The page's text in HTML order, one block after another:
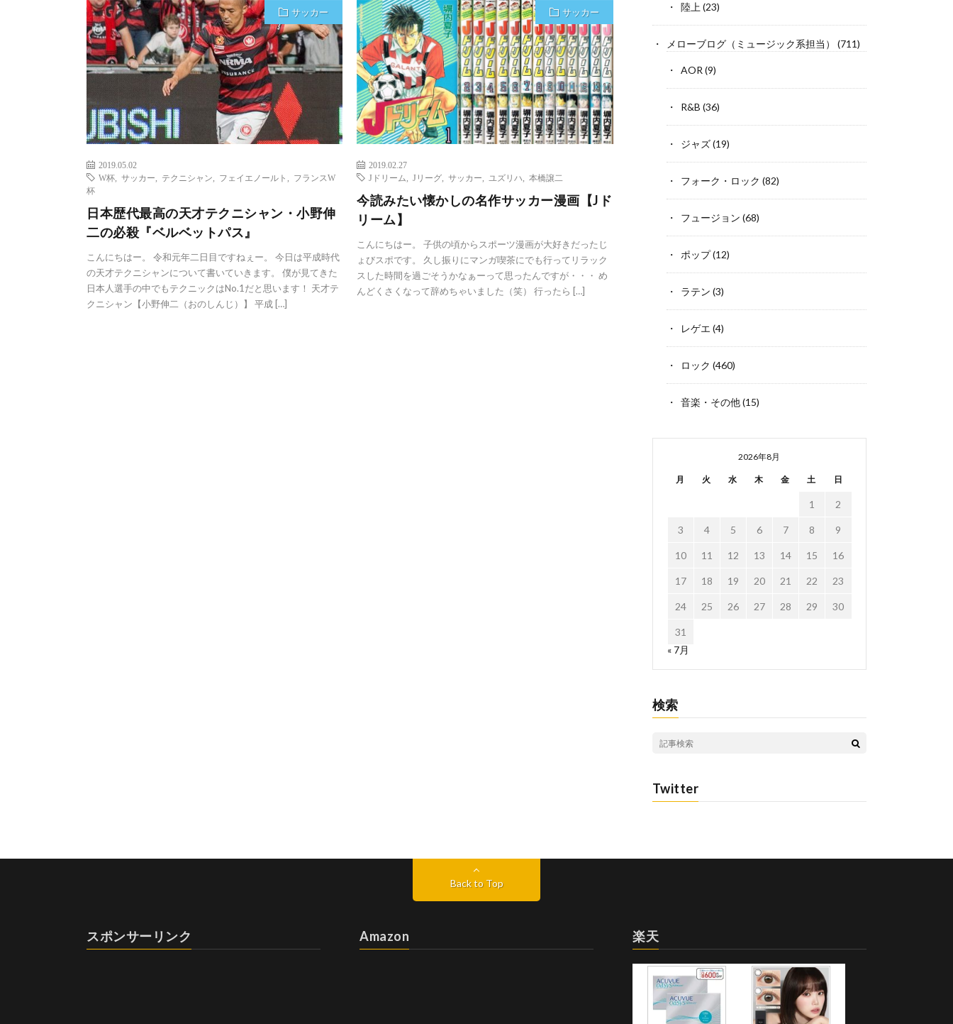
サッカー
2019.05.02
W杯
サッカー テクニシャン フェイエノールト
フランスW
杯
日本歴代最高の天才テクニシャン・小野伸
二の必殺『ベルベットパス』
こんにちはー。 令和元年二日目ですねぇー。 今日は平成時代
の天才テクニシャンについて書いていきます。 僕が見てきた
日本人選手の中でもテクニックはNo.1だと思います！ 天才テ
クニシャン【小野伸二（おのしんじ）】 平成 […]
サッカー
2019.02.27
Jドリーム
Jリーグ ,サッカー ユズリハ 本橋譲二
今読みたい懐かしの名作サッカー漫画【Jド
リーム】
こんにちはー。 子供の頃からスポーツ漫画が大好きだったじ
ょびスポです。 久し振りにマンガ喫茶にでも行ってリラック
スした時間を過ごそうかなぁーって思ったんですが・・・ め
んどくさくなって辞めちゃいました（笑） 行ったら […]
陸上 (23)
メローブログ（ミュージック系担当） (711)
AOR (9)
R&B (36)
ジャズ(19)
フォーク・ロック (82)
フュージョン (68)
ポップ(12)
ラテン (3)
レゲエ (4)
ロック (460)
音楽・その他(15)
2026年8月
月 火 水 木 金 土 日
1 2
3 4 5 6 7 8 9
10 11 12 13 14 15 16
17 18 19 20 21 22 23
24 25 26 27 28 29 30
31
« 7月
検索
Twitter
Back to Top
スポンサーリンク Amazon 楽天